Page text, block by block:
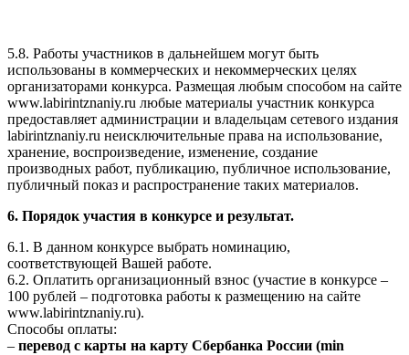
5.8. Работы участников в дальнейшем могут быть
использованы в коммерческих и некоммерческих целях
организаторами конкурса. Размещая любым способом на сайте
www.labirintznaniy.ru любые материалы участник конкурса
предоставляет администрации и владельцам сетевого издания
labirintznaniy.ru неисключительные права на использование,
хранение, воспроизведение, изменение, создание
производных работ, публикацию, публичное использование,
публичный показ и распространение таких материалов.
6. Порядок участия в конкурсе и результат.
6.1. В данном конкурсе выбрать номинацию,
соответствующей Вашей работе.
6.2. Оплатить организационный взнос (участие в конкурсе –
100 рублей – подготовка работы к размещению на сайте
www.labirintznaniy.ru).
Способы оплаты:
– перевод с карты на карту Сбербанка России (min